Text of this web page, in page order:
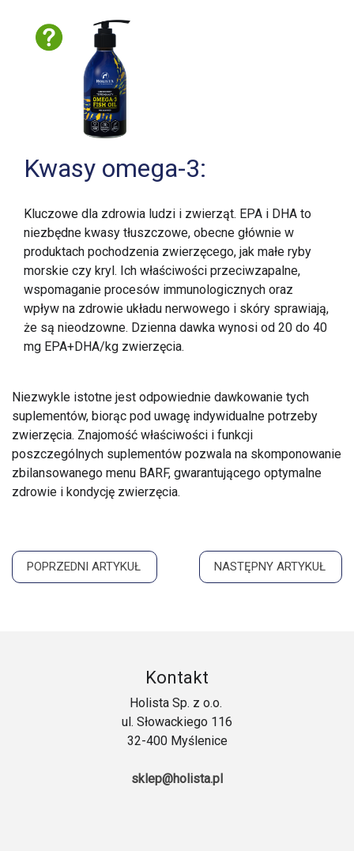
Kwasy omega-3:
Kluczowe dla zdrowia ludzi i zwierząt. EPA i DHA to
niezbędne kwasy tłuszczowe, obecne głównie w
produktach pochodzenia zwierzęcego, jak małe ryby
morskie czy kryl. Ich właściwości przeciwzapalne,
wspomaganie procesów immunologicznych oraz
wpływ na zdrowie układu nerwowego i skóry sprawiają,
że są nieodzowne. Dzienna dawka wynosi od 20 do 40
mg EPA+DHA/kg zwierzęcia.
Niezwykle istotne jest odpowiednie dawkowanie tych
suplementów, biorąc pod uwagę indywidualne potrzeby
zwierzęcia. Znajomość właściwości i funkcji
poszczególnych suplementów pozwala na skomponowanie
zbilansowanego menu BARF, gwarantującego optymalne
zdrowie i kondycję zwierzęcia.
POPRZEDNI ARTYKUŁ NASTĘPNY ARTYKUŁ
Kontakt
Holista Sp. z o.o.
ul. Słowackiego 116
32-400 Myślenice
sklep@holista.pl